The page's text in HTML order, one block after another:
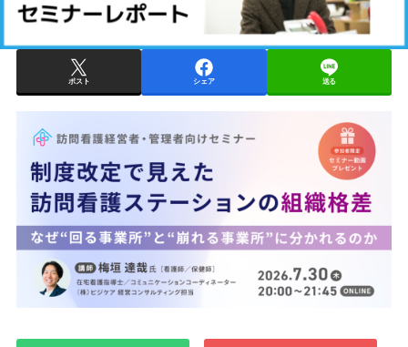
ポスト シェア 送る